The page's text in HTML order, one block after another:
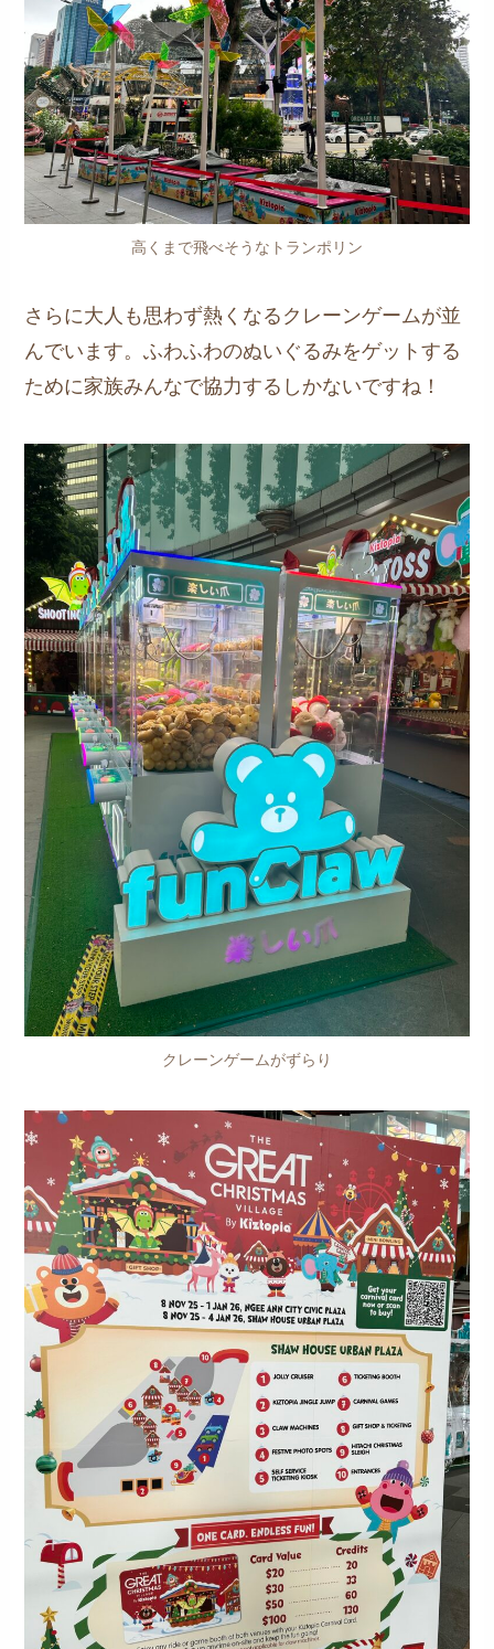
高くまで飛べそうなトランポリン
さらに大人も思わず熱くなるクレーンゲームが並
んでいます。ふわふわのぬいぐるみをゲットする
ために家族みんなで協力するしかないですね！
クレーンゲームがずらり